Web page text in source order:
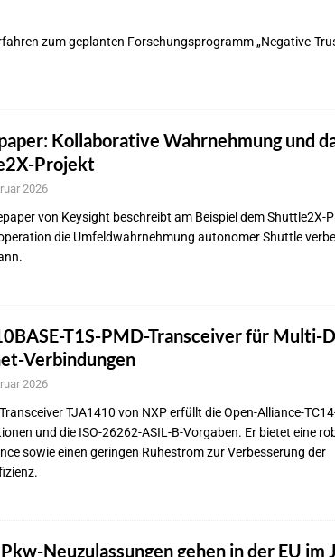
zum geplanten Forschungsprogramm „Negative-
Kollaborative Wahrnehmung und
Projekt
2026
von Keysight beschreibt am Beispiel dem Shuttle2X-
die Umfeldwahrnehmung autonomer Shuttle
T1S-PMD-Transceiver für Multi-
Verbindungen
2026
TJA1410 von NXP erfüllt die Open-Alliance-
und die ISO-26262-ASIL-B-Vorgaben. Er bietet eine
sowie einen geringen Ruhestrom zur Verbesserung der
Neuzulassungen gehen in der EU im